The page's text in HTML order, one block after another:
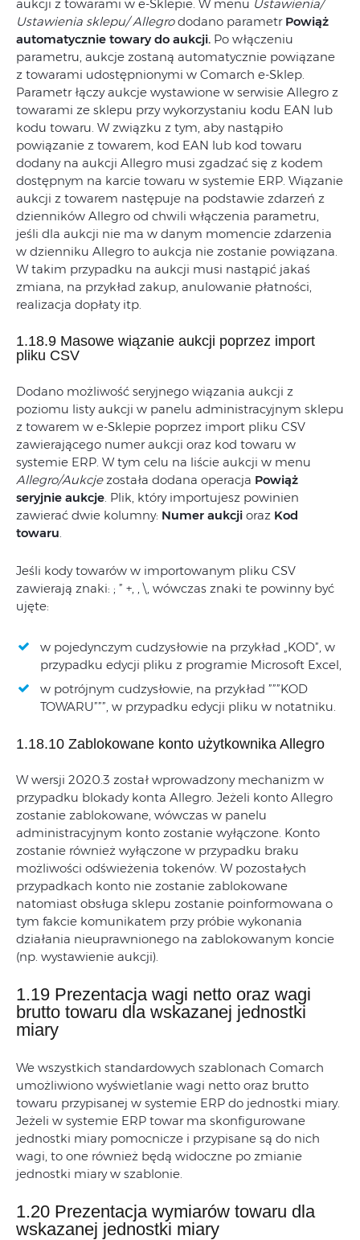
aukcji z towarami w e-Sklepie. W menu Ustawienia/
Ustawienia sklepu/ Allegrododano parametr Powiąż
automatycznie towary do aukcji. Po włączeniu
parametru, aukcje zostaną automatycznie powiązane
z towarami udostępnionymi w Comarch e-Sklep.
Parametr łączy aukcje wystawione w serwisie Allegro z
towarami ze sklepu przy wykorzystaniu kodu EAN lub
kodu towaru. W związku z tym, aby nastąpiło
powiązanie z towarem, kod EAN lub kod towaru
dodany na aukcji Allegro musi zgadzać się z kodem
dostępnym na karcie towaru w systemie ERP. Wiązanie
aukcji z towarem następuje na podstawie zdarzeń z
dzienników Allegro od chwili włączenia parametru,
jeśli dla aukcji nie ma w danym momencie zdarzenia
w dzienniku Allegro to aukcja nie zostanie powiązana.
W takim przypadku na aukcji musi nastąpić jakaś
zmiana, na przykład zakup, anulowanie płatności,
realizacja dopłaty itp.
1.18.9 Masowe wiązanie aukcji poprzez import
pliku CSV
Dodano możliwość seryjnego wiązania aukcji z
poziomu listy aukcji w panelu administracyjnym sklepu
z towarem w e-Sklepie poprzez import pliku CSV
zawierającego numer aukcji oraz kod towaru w
systemie ERP. W tym celu na liście aukcji w menu
Allegro/Aukcjezostała dodana operacja Powiąż
seryjnie aukcje . Plik, który importujesz powinien
zawierać dwie kolumny: Numer aukcji oraz Kod
towaru
Jeśli kody towarów w importowanym pliku CSV
zawierają znaki: ; ” +, ‚ \, wówczas znaki te powinny być
ujęte:
w pojedynczym cudzysłowie na przykład „KOD”, w
przypadku edycji pliku z programie Microsoft Excel,
w potrójnym cudzysłowie, na przykład ”””KOD
TOWARU”””, w przypadku edycji pliku w notatniku.
1.18.10 Zablokowane konto użytkownika Allegro
W wersji 2020.3 został wprowadzony mechanizm w
przypadku blokady konta Allegro. Jeżeli konto Allegro
zostanie zablokowane, wówczas w panelu
administracyjnym konto zostanie wyłączone. Konto
zostanie również wyłączone w przypadku braku
możliwości odświeżenia tokenów. W pozostałych
przypadkach konto nie zostanie zablokowane
natomiast obsługa sklepu zostanie poinformowana o
tym fakcie komunikatem przy próbie wykonania
działania nieuprawnionego na zablokowanym koncie
(np. wystawienie aukcji).
1.19 Prezentacja wagi netto oraz wagi
brutto towaru dla wskazanej jednostki
miary
We wszystkich standardowych szablonach Comarch
umożliwiono wyświetlanie wagi netto oraz brutto
towaru przypisanej w systemie ERP do jednostki miary.
Jeżeli w systemie ERP towar ma skonfigurowane
jednostki miary pomocnicze i przypisane są do nich
wagi, to one również będą widoczne po zmianie
jednostki miary w szablonie.
1.20 Prezentacja wymiarów towaru dla
wskazanej jednostki miary